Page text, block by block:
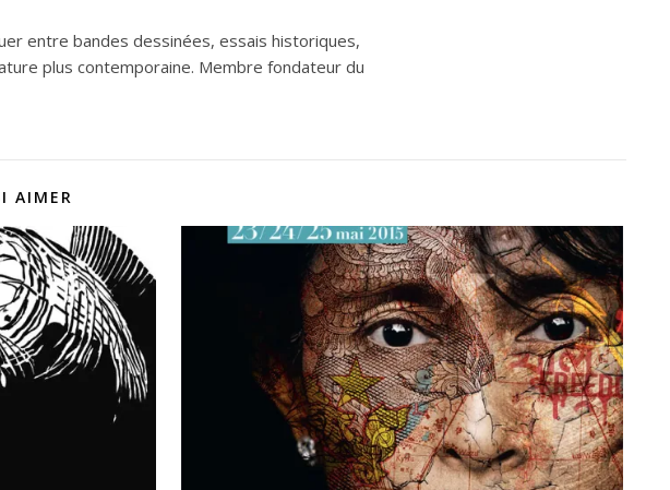
entre bandes dessinées, essais historiques,
plus contemporaine. Membre fondateur du
AIMER